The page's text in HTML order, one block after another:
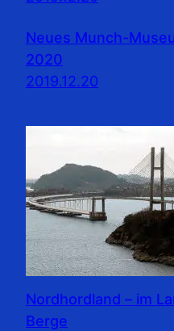
Neues Munch-
2020
2019.12.20
Nordhordland – im
Berge